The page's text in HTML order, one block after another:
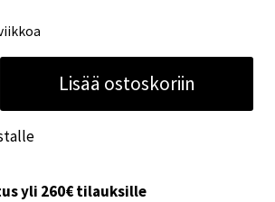
Lisää ostoskoriin
yli 260€ tilauksille